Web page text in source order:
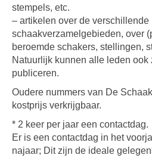
stempels, etc.
– artikelen over de verschillende
schaakverzamelgebieden, over
beroemde schakers, stellingen,
Natuurlijk kunnen alle leden
publiceren.
Oudere nummers van De
kostprijs verkrijgbaar.
* 2 keer per jaar een contactdag.
Er is een contactdag in het
najaar; Dit zijn de ideale